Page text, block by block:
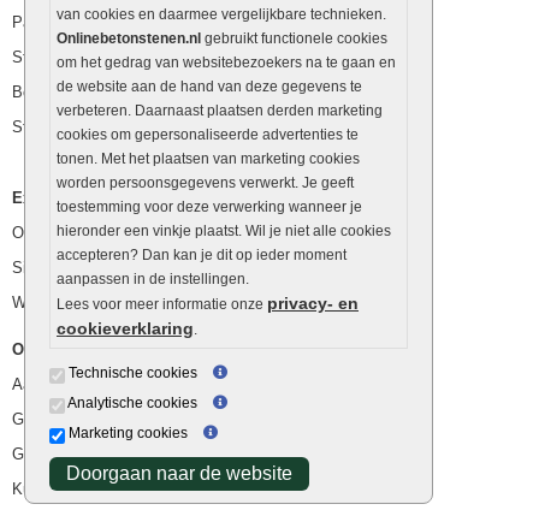
van cookies en daarmee vergelijkbare technieken.
Onlinebetonstenen.nl gebruikt functionele cookies
om het gedrag van websitebezoekers na te gaan en
de website aan de hand van deze gegevens te
verbeteren. Daarnaast plaatsen derden marketing
cookies om gepersonaliseerde advertenties te
tonen. Met het plaatsen van marketing cookies
worden persoonsgegevens verwerkt. Je geeft
toestemming voor deze verwerking wanneer je
hieronder een vinkje plaatst. Wil je niet alle cookies
accepteren? Dan kan je dit op ieder moment
aanpassen in de instellingen.
Lees voor meer informatie onze privacy- en
cookieverklaring
Technische cookies
Analytische cookies
Marketing cookies
Doorgaan naar de website
Palissaden
Stapelblokken
Betonblokken
Stapelstenen
Extra benodigdheden
Ophoogzand
Siergrind en siersplit
Waterafvoer
Overig
Aanbiedingen
Goedkope bestrating
Goedkope tuintegels
Kunstgras